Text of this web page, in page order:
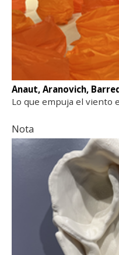
Anaut, Aranovich,
Lo que empuja el viento
Nota